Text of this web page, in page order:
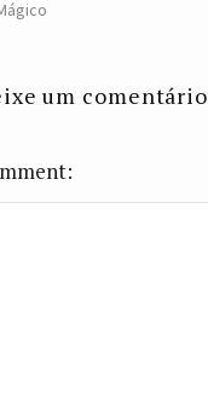
um comentário